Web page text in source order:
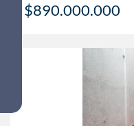
$890.000.000